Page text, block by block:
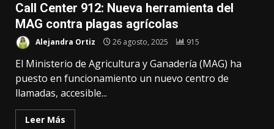
Call Center 912: Nueva herramienta del
MAG contra plagas agrícolas
Alejandra Ortiz 26 agosto, 2025 915
El Ministerio de Agricultura y Ganadería (MAG) ha
puesto en funcionamiento un nuevo centro de
llamadas, accesible...
Leer Más